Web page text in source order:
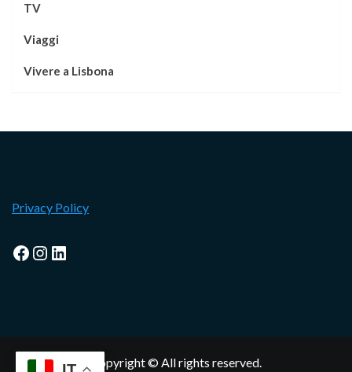
TV
Viaggi
Vivere a Lisbona
Privacy Policy
Facebook
Instagram
LinkedIn
Copyright © All rights reserved.